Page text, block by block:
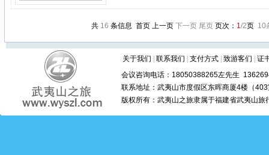
共 16 条信息 首页 上一页 下一页 尾页 页次： 1/2页 10
关于我们 联系我们 支付方式 致游客们
证
会议咨询电话：18050388265左先生
联系地址：武夷山市度假区东晖商厦4楼（
版权所有：武夷山之旅隶属于福建省武夷山旅